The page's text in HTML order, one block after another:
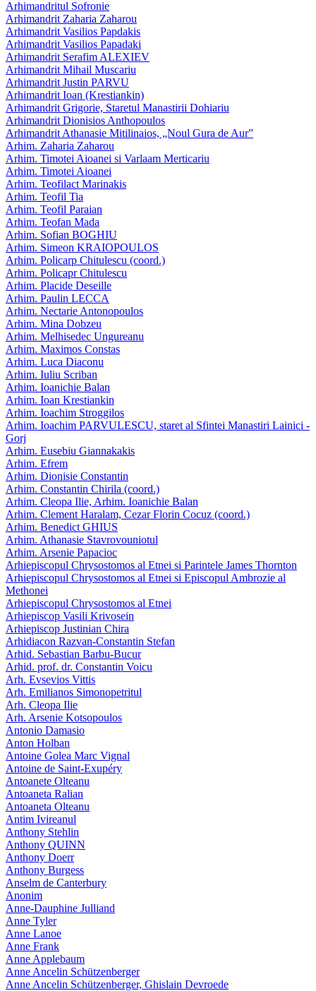
Arhimandritul Sofronie
Arhimandrit Zaharia Zaharou
Arhimandrit Vasilios Papdakis
Arhimandrit Vasilios Papadaki
Arhimandrit Serafim ALEXIEV
Arhimandrit Mihail Muscariu
Arhimandrit Justin PARVU
Arhimandrit Ioan (Krestiankin)
Arhimandrit Grigorie, Staretul Manastirii Dohiariu
Arhimandrit Dionisios Anthopoulos
Arhimandrit Athanasie Mitilinaios, „Noul Gura de Aur”
Arhim. Zaharia Zaharou
Arhim. Timotei Aioanei si Varlaam Merticariu
Arhim. Timotei Aioanei
Arhim. Teofilact Marinakis
Arhim. Teofil Tia
Arhim. Teofil Paraian
Arhim. Teofan Mada
Arhim. Sofian BOGHIU
Arhim. Simeon KRAIOPOULOS
Arhim. Policarp Chitulescu (coord.)
Arhim. Policapr Chitulescu
Arhim. Placide Deseille
Arhim. Paulin LECCA
Arhim. Nectarie Antonopoulos
Arhim. Mina Dobzeu
Arhim. Melhisedec Ungureanu
Arhim. Maximos Constas
Arhim. Luca Diaconu
Arhim. Iuliu Scriban
Arhim. Ioanichie Balan
Arhim. Ioan Krestiankin
Arhim. Ioachim Stroggilos
Arhim. Ioachim PARVULESCU, staret al Sfintei Manastiri Lainici -
Gorj
Arhim. Eusebiu Giannakakis
Arhim. Efrem
Arhim. Dionisie Constantin
Arhim. Constantin Chirila (coord.)
Arhim. Cleopa Ilie, Arhim. Ioanichie Balan
Arhim. Clement Haralam, Cezar Florin Cocuz (coord.)
Arhim. Benedict GHIUS
Arhim. Athanasie Stavrovouniotul
Arhim. Arsenie Papacioc
Arhiepiscopul Chrysostomos al Etnei si Parintele James Thornton
Arhiepiscopul Chrysostomos al Etnei si Episcopul Ambrozie al
Methonei
Arhiepiscopul Chrysostomos al Etnei
Arhiepiscop Vasili Krivosein
Arhiepiscop Justinian Chira
Arhidiacon Razvan-Constantin Stefan
Arhid. Sebastian Barbu-Bucur
Arhid. prof. dr. Constantin Voicu
Arh. Evsevios Vittis
Arh. Emilianos Simonopetritul
Arh. Cleopa Ilie
Arh. Arsenie Kotsopoulos
Antonio Damasio
Anton Holban
Antoine Golea Marc Vignal
Antoine de Saint-Exupéry
Antoanete Olteanu
Antoaneta Ralian
Antoaneta Olteanu
Antim Ivireanul
Anthony Stehlin
Anthony QUINN
Anthony Doerr
Anthony Burgess
Anselm de Canterbury
Anonim
Anne-Dauphine Julliand
Anne Tyler
Anne Lanoe
Anne Frank
Anne Applebaum
Anne Ancelin Schützenberger
Anne Ancelin Schützenberger, Ghislain Devroede